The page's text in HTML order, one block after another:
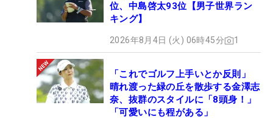
位、中島啓太93位【男子世界ラン
キング】
2026年8月4日 (火) 06時45分 1
「これでゴルフ上手いとか反則」
晴れ渡った緑の丘を散歩する金澤志
奈、抜群のスタイルに「8頭身！」
「可愛いにも程がある」